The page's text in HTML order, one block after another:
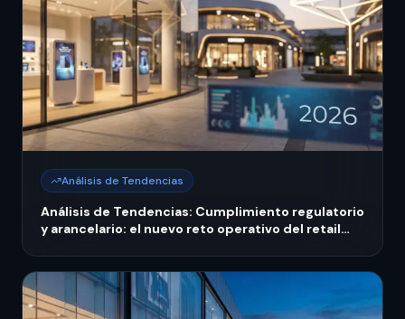
Análisis de Tendencias
Análisis de Tendencias: Cumplimiento regulatorio
y arancelario: el nuevo reto operativo del retail